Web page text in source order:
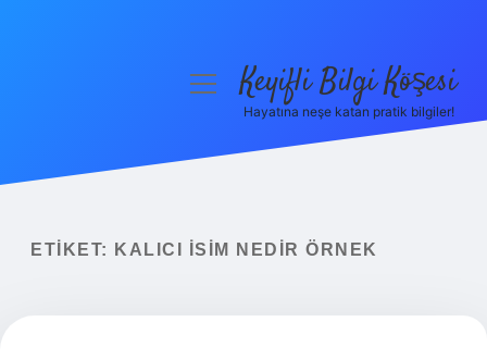
Yasal Uyarı
menüyüKeyifli Bilgi Köşesi
Hayatına neşe katan pratik bilgiler!
ETIKET: KALICI ISIM NEDIR ÖRNEK